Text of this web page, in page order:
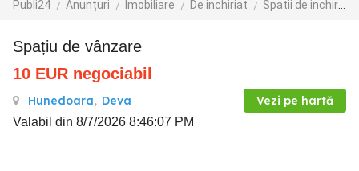
Publi24 Anunțuri Imobiliare De inchiriat Spatii de inchiriat
spațiu de vânzare
10 EUR negociabil
Hunedoara, Deva Vezi pe hartă
Valabil din 8/7/2026 8:46:07 PM